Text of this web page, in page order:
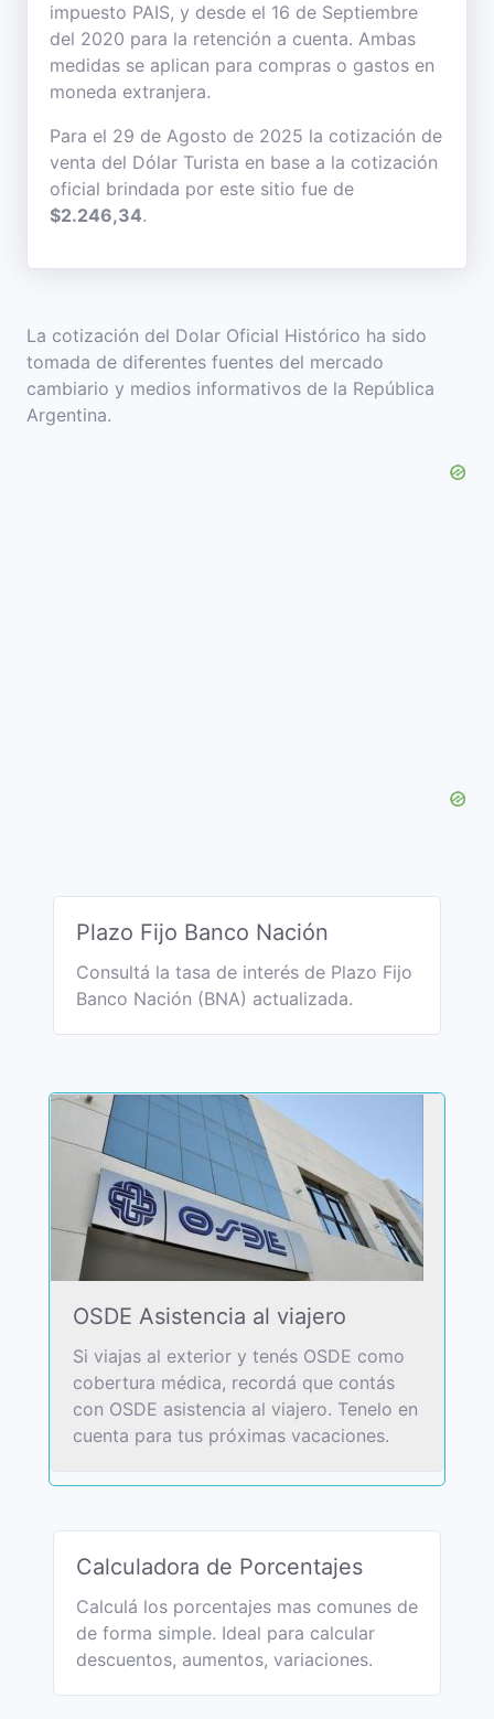
impuesto PAIS, y desde el 16 de Septiembre
del 2020 para la retención a cuenta. Ambas
medidas se aplican para compras o gastos en
moneda extranjera.
Para el 29 de Agosto de 2025 la cotización de
venta del Dólar Turista en base a la cotización
oficial brindada por este sitio fue de
$2.246,34.
La cotización del Dolar Oficial Histórico ha sido
tomada de diferentes fuentes del mercado
cambiario y medios informativos de la República
Argentina.
Plazo Fijo Banco Nación
Consultá la tasa de interés de Plazo Fijo
Banco Nación (BNA) actualizada.
OSDE Asistencia al viajero
Si viajas al exterior y tenés OSDE como
cobertura médica, recordá que contás
con OSDE asistencia al viajero. Tenelo en
cuenta para tus próximas vacaciones.
Calculadora de Porcentajes
Calculá los porcentajes mas comunes de
de forma simple. Ideal para calcular
descuentos, aumentos, variaciones.